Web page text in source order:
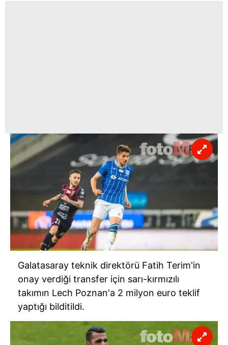
Galatasaray teknik direktörü Fatih Terim'in
onay verdiği transfer için sarı-kırmızılı
takımın Lech Poznan'a 2 milyon euro teklif
yaptığı bilditildi.